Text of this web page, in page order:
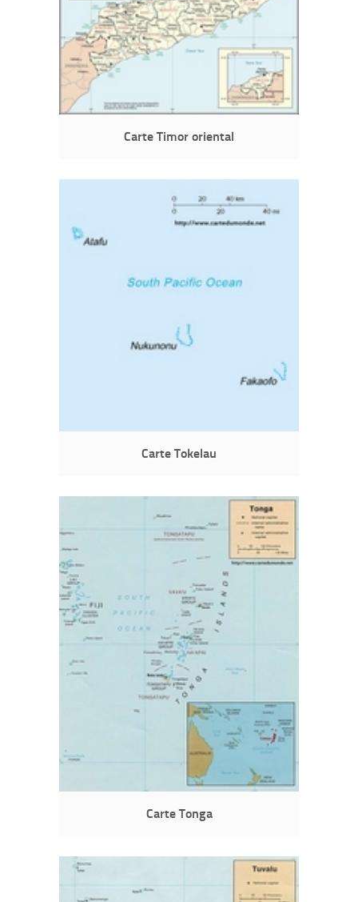
Carte Timor oriental
Carte Tokelau
Carte Tonga